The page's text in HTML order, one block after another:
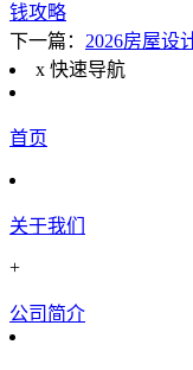
钱攻略
下一篇： 2026房屋设
x 快速导航
首页
关于我们
+
公司简介